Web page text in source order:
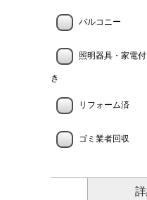
バルコニー
照明器具・家電付
き
リフォーム済
ゴミ業者回収